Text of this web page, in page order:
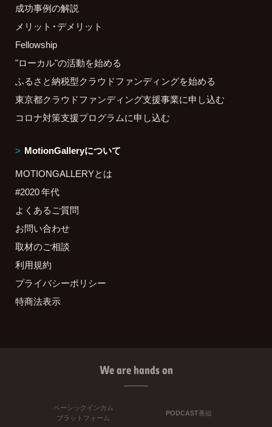
成功事例の解説
メリット・デメリット
Fellowship
"ローカル"の活動を始める
ふるさと納税型クラウドファンディングを始める
東京都クラウドファンディング支援事業に申し込む
コロナ対策支援プログラムに申し込む
MotionGalleryについて
MOTIONGALLERYとは
#2020 年代
よくあるご質問
お問い合わせ
取材のご相談
利用規約
プライバシーポリシー
特商法表示
We are hands on
ベーシックインカム
プラットフォーム
PODCAST番組